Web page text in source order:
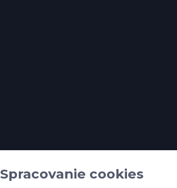
Spracovanie cookies